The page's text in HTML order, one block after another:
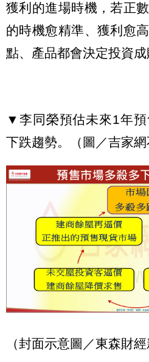
獲利的進場時機，若正
的時機愈精準、獲利愈
點、產品都會決定投資成
▼李同榮預估未來1年
下跌趨勢。（圖／吉家網
（封面示意圖／東森財